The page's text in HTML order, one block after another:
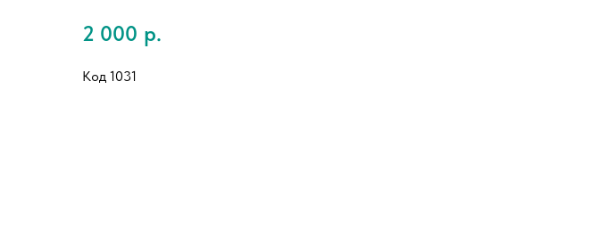
2 000 р.
Код 1031